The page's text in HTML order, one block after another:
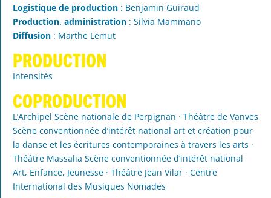
Logistique de production : Benjamin Guiraud
Production, administration : Silvia Mammano
Diffusion : Marthe Lemut
PRODUCTION
Intensités
COPRODUCTION
L’Archipel Scène nationale de Perpignan · Théâtre de Vanves
Scène conventionnée d’intérêt national art et création pour
la danse et les écritures contemporaines à travers les arts ·
Théâtre Massalia Scène conventionnée d’intérêt national
Art, Enfance, Jeunesse · Théâtre Jean Vilar · Centre
International des Musiques Nomades